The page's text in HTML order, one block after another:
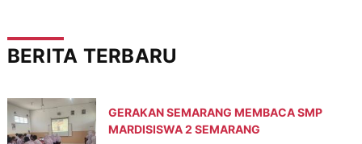
BERITA TERBARU
GERAKAN SEMARANG MEMBACA SMP
MARDISISWA 2 SEMARANG